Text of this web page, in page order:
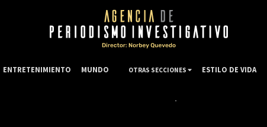
ENTRETENIMIENTO MUNDO OTRAS SECCIONES ESTILO DE VIDA